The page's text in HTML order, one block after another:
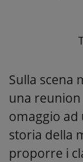
Sulla scena
una
omaggio ad
storia della
proporre i